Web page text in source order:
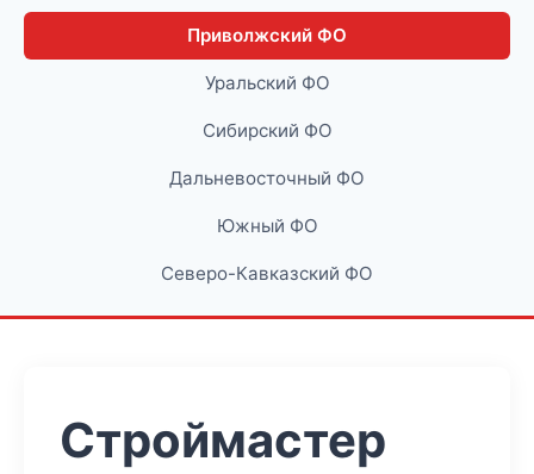
Приволжский ФО
Уральский ФО
Сибирский ФО
Дальневосточный ФО
Южный ФО
Северо-Кавказский ФО
Строймастер